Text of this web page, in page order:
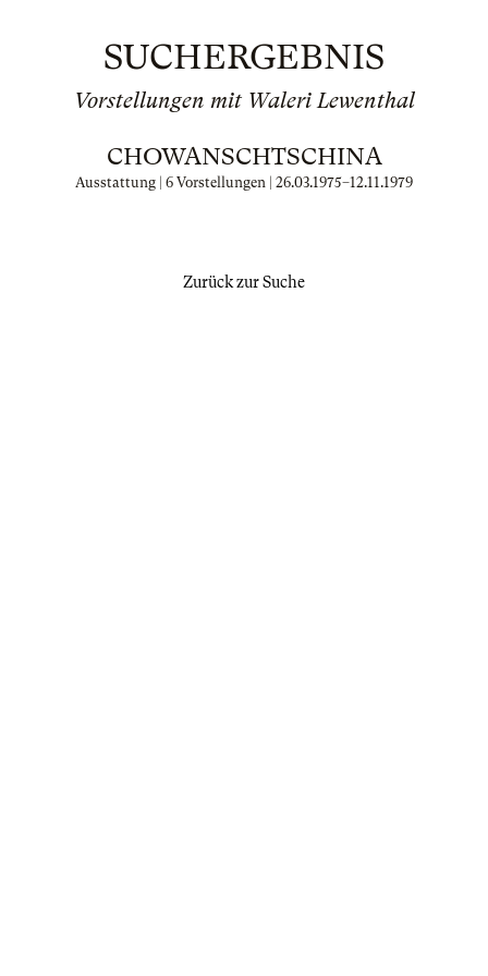
SUCHERGEBNIS
Vorstellungen mit Waleri Lewenthal
CHOWANSCHTSCHINA
Ausstattung | 6 Vorstellungen | 26.03.1975–12.11.1979
Zurück zur Suche